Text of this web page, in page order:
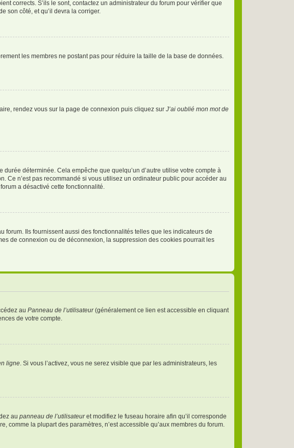
corrects. S’ils le sont, contactez un administrateur du forum pour vérifier que
son côté, et qu’il devra la corriger.
les membres ne postant pas pour réduire la taille de la base de données.
rendez vous sur la page de connexion puis cliquez sur J’ai oublié mon mot de
déterminée. Cela empêche que quelqu’un d’autre utilise votre compte à
Ce n’est pas recommandé si vous utilisez un ordinateur public pour accéder au
a désactivé cette fonctionnalité.
forum. Ils fournissent aussi des fonctionnalités telles que les indicateurs de
de connexion ou de déconnexion, la suppression des cookies pourrait les
au Panneau de l’utilisateur(généralement ce lien est accessible en cliquant
de votre compte.
ligne. Si vous l’activez, vous ne serez visible que par les administrateurs, les
au panneau de l’utilisateuret modifiez le fuseau horaire afin qu’il corresponde
comme la plupart des paramètres, n’est accessible qu’aux membres du forum.